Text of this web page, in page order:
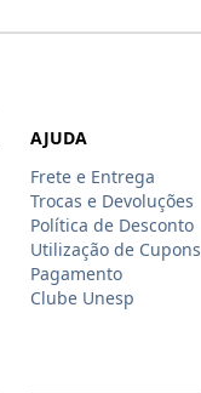
AJUDA
Frete e Entrega
Trocas e Devoluções
Política de Desconto
Utilização de Cupons
Pagamento
Clube Unesp